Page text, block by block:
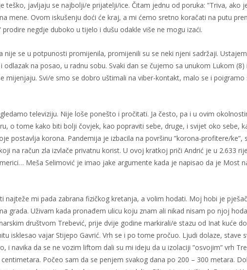
teško, javljaju se najbolji/e prijatelji/ice. Čitam jednu od poruka: ”Triva,
mene. Ovom iskušenju doći će kraj, a mi ćemo sretno koračati na putu
prodire negdje duboko u tijelo i dušu odakle više ne mogu izaći.
nije se u potpunosti promijenila, promijenili su se neki njeni sadržaji.
odlazak na posao, u radnu sobu. Svaki dan se čujemo sa unukom Lukom
mijenjaju. Svi/e smo se dobro uštimali na viber-kontakt, malo se i
televiziju. Nije loše ponešto i pročitati. Ja često, pa i u ovim
o tome kako biti bolji čovjek, kao popraviti sebe, druge, i svijet oko sebe,
postavlja korona. Pandemija je izbacila na površinu ”korona-profitere/ke”,
na račun zla izvlače privatnu korist. U ovoj kratkoj priči Andrić je u 2.633
Meša Selimović je imao jake argumente kada je napisao da je Most
najteže mi pada zabrana fizičkog kretanja, a volim hodati. Moj hobi je
grada. Uživam kada pronađem ulicu koju znam ali nikad nisam po njoj
društvom Trebević, prije dvije godine markirali/e stazu od Inat kuće
isklesao vajar Stijepo Gavrić. Vrh se i po tome pročuo. Ljudi dolaze, stave
i navika da se ne vozim liftom dali su mi ideju da u izolaciji ”osvojim” vrh
centimetara. Počeo sam da se penjem svakog dana po 200 – 300 metara.